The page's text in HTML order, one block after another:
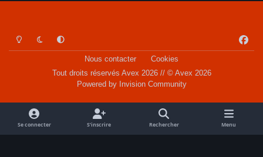
Light ModeDark ModeSystem Preference
a
o
k
Nous contacter
Cookies
Tout droits réservés Avex 2026 // © Avex 2026
Powered by Invision Community
Se connecter S’inscrire Rechercher Menu